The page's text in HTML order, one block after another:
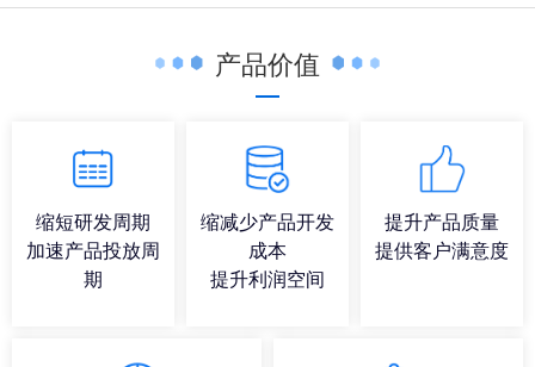
产品价值
缩短研发周期
加速产品投放周
期
缩减少产品开发
成本
提升利润空间
提升产品质量
提供客户满意度